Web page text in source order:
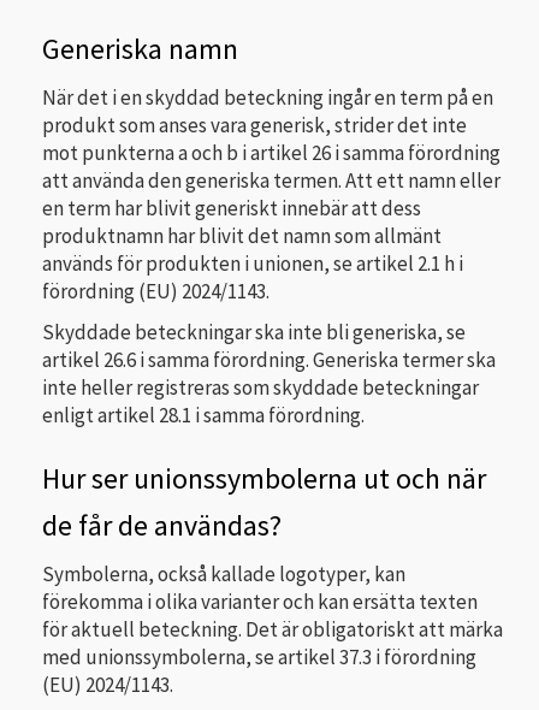
Generiska namn
När det i en skyddad beteckning ingår en term på en
produkt som anses vara generisk, strider det inte
mot punkterna a och b i artikel 26 i samma förordning
att använda den generiska termen. Att ett namn eller
en term har blivit generiskt innebär att dess
produktnamn har blivit det namn som allmänt
används för produkten i unionen, se artikel 2.1 h i
förordning (EU) 2024/1143.
Skyddade beteckningar ska inte bli generiska, se
artikel 26.6 i samma förordning. Generiska termer ska
inte heller registreras som skyddade beteckningar
enligt artikel 28.1 i samma förordning.
Hur ser unionssymbolerna ut och när
de får de användas?
Symbolerna, också kallade logotyper, kan
förekomma i olika varianter och kan ersätta texten
för aktuell beteckning. Det är obligatoriskt att märka
med unionssymbolerna, se artikel 37.3 i förordning
(EU) 2024/1143.